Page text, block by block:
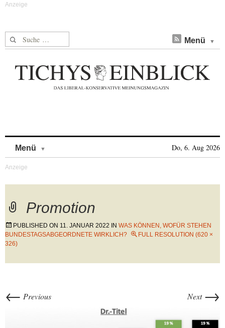
Suche nach: Menü
Menü Do, 6. Aug 2026
Promotion
PUBLISHED ON 11. JANUAR 2022 IN WAS KÖNNEN, WOFÜR STEHEN
BUNDESTAGSABGEORDNETE WIRKLICH?
FULL RESOLUTION (620 ×
326)
← Previous Next →